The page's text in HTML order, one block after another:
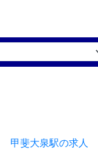
甲斐大泉駅の求人